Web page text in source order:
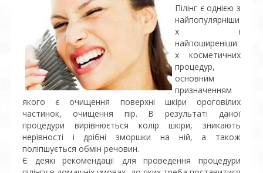
Пілінг є однією з
найпопулярніши
х і
найпоширеніши
х косметичних
процедур,
основним
призначенням
якого є очищення поверхні шкіри ороговілих
частинок, очищення пір. В результаті даної
процедури вирівнюється колір шкіри, зникають
нерівності і дрібні зморшки на ній, а також
поліпшується обмін речовин.
Є деякі рекомендації для проведення процедури